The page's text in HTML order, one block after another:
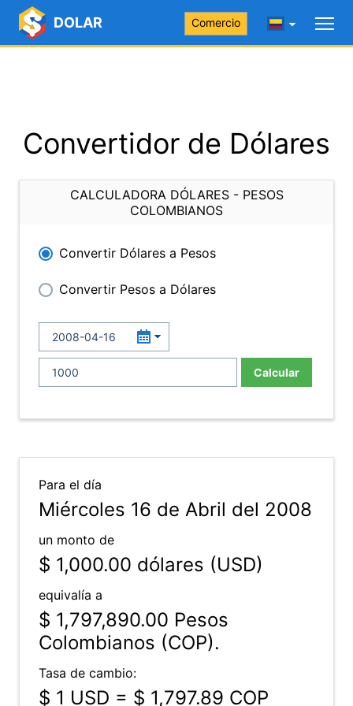
DOLAR Comercio
Convertidor de Dólares
CALCULADORA DÓLARES - PESOS
COLOMBIANOS
Convertir Dólares a Pesos
Convertir Pesos a Dólares
Calcular
Para el día
Miércoles 16 de Abril del 2008
un monto de
$ 1,000.00 dólares (USD)
equivalía a
$ 1,797,890.00 Pesos
Colombianos (COP).
Tasa de cambio:
$ 1 USD = $ 1,797.89 COP